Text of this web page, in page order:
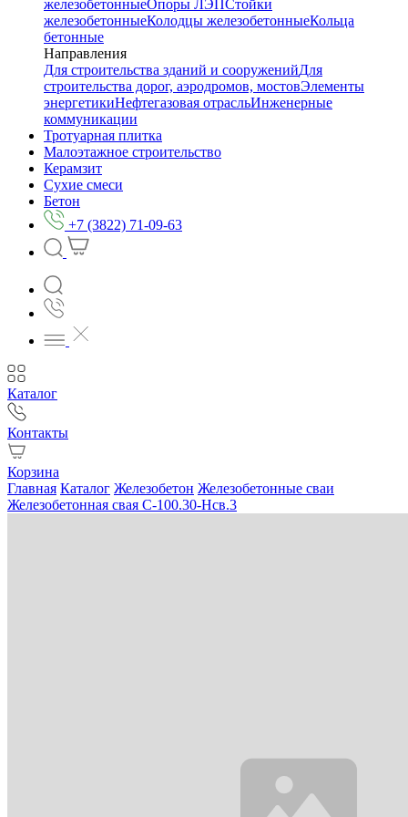
железобетонныеОпоры ЛЭП Стойки
железобетонныеКолодцы железобетонныеКольца
бетонные
Направления
Для строительства зданий и сооруженийДля
строительства дорог, аэродромов, мостовЭлементы
энергетикиНефтегазовая отрасльИнженерные
коммуникации
Тротуарная плитка
Малоэтажное строительство
Керамзит
Сухие смеси
Бетон
+7 (3822) 71-09-63
Каталог
Контакты
Корзина
Главная Каталог Железобетон Железобетонные сваи
Железобетонная свая С-100.30-Нсв.3